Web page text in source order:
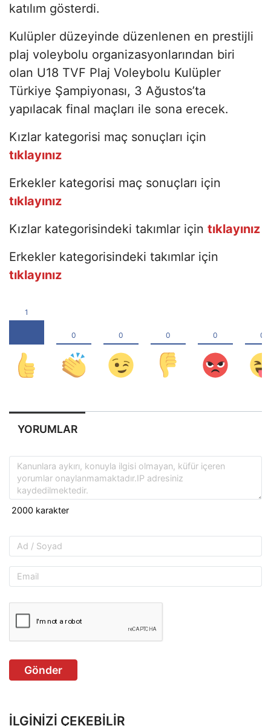
katılım gösterdi.
Kulüpler düzeyinde düzenlenen en prestijli
plaj voleybolu organizasyonlarından biri
olan U18 TVF Plaj Voleybolu Kulüpler
Türkiye Şampiyonası, 3 Ağustos’ta
yapılacak final maçları ile sona erecek.
Kızlar kategorisi maç sonuçları için
tıklayınız
Erkekler kategorisi maç sonuçları için
tıklayınız
Kızlar kategorisindeki takımlar için tıklayınız
Erkekler kategorisindeki takımlar için
tıklayınız
YORUMLAR
Gönder
İLGINIZI ÇEKEBILIR